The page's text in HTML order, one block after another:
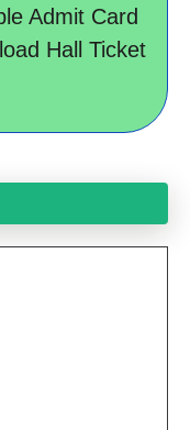
Admit Card
Hall Ticket